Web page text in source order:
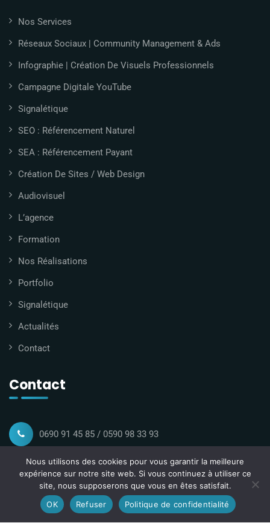
Nos Services
Réseaux Sociaux | Community Management & Ads
Infographie | Création De Visuels Professionnels
Campagne Digitale YouTube
Signalétique
SEO : Référencement Naturel
SEA : Référencement Payant
Création De Sites / Web Design
Audiovisuel
L’agence
Formation
Nos Réalisations
Portfolio
Signalétique
Actualités
Contact
Contact
0690 91 45 85 / 0590 98 33 93
contact@gmconsult.fr
Imm Feedback la Rocade Grd-Camp 97139 Abymes
Guadeloupe
Nous utilisons des cookies pour vous garantir la meilleure
expérience sur notre site web. Si vous continuez à utiliser ce
site, nous supposerons que vous en êtes satisfait.
OK
Refuser Politique de confidentialité